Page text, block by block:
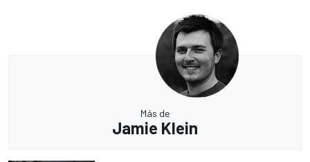
Más de
Jamie Klein